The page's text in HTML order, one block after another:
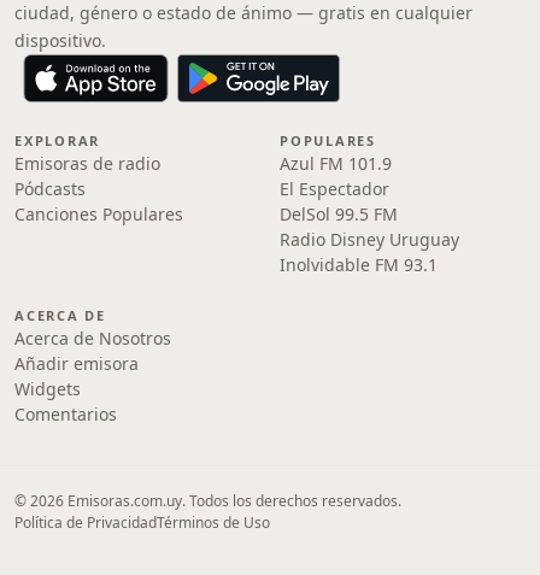
ciudad, género o estado de ánimo — gratis en cualquier
dispositivo.
EXPLORAR
Emisoras de radio
Pódcasts
Canciones Populares
POPULARES
Azul FM 101.9
El Espectador
DelSol 99.5 FM
Radio Disney Uruguay
Inolvidable FM 93.1
ACERCA DE
Acerca de Nosotros
Añadir emisora
Widgets
Comentarios
© 2026 Emisoras.com.uy. Todos los derechos reservados.
Política de PrivacidadTérminos de Uso